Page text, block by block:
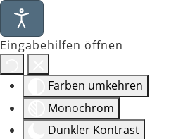
Eingabehilfen öffnen
Farben umkehren
Monochrom
Dunkler Kontrast